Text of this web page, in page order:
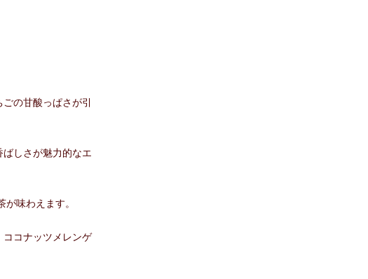
の甘酸っぱさが引
しさが魅力的なエ
味わえます。
コナッツメレンゲ